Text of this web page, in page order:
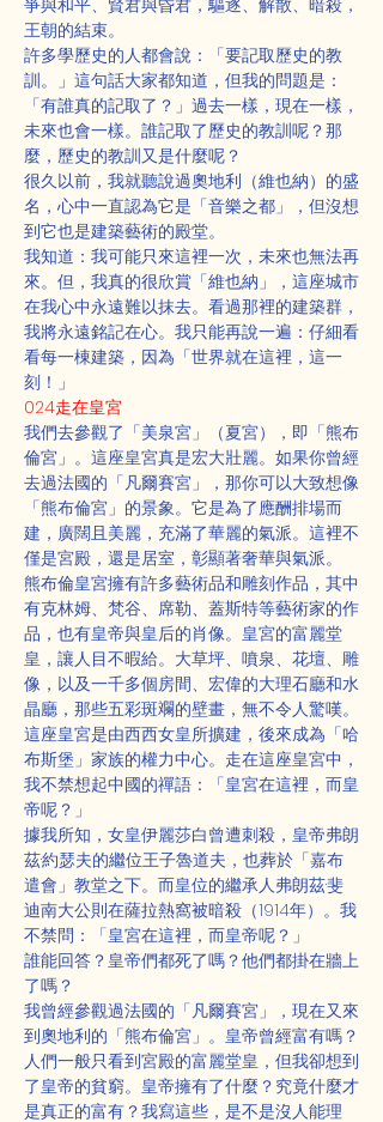
爭與和平、賢君與昏君，驅逐、解散、暗殺，
王朝的結束。
許多學歷史的人都會說：「要記取歷史的教
訓。」這句話大家都知道，但我的問題是：
「有誰真的記取了？」過去一樣，現在一樣，
未來也會一樣。誰記取了歷史的教訓呢？那
麼，歷史的教訓又是什麼呢？
很久以前，我就聽說過奧地利（維也納）的盛
名，心中一直認為它是「音樂之都」，但沒想
到它也是建築藝術的殿堂。
我知道：我可能只來這裡一次，未來也無法再
來。但，我真的很欣賞「維也納」，這座城市
在我心中永遠難以抹去。看過那裡的建築群，
我將永遠銘記在心。我只能再說一遍：仔細看
看每一棟建築，因為「世界就在這裡，這一
刻！」
024走在皇宮
我們去參觀了「美泉宮」（夏宮），即「熊布
倫宮」。這座皇宮真是宏大壯麗。如果你曾經
去過法國的「凡爾賽宮」，那你可以大致想像
「熊布倫宮」的景象。它是為了應酬排場而
建，廣闊且美麗，充滿了華麗的氣派。這裡不
僅是宮殿，還是居室，彰顯著奢華與氣派。
熊布倫皇宮擁有許多藝術品和雕刻作品，其中
有克林姆、梵谷、席勒、蓋斯特等藝術家的作
品，也有皇帝與皇后的肖像。皇宮的富麗堂
皇，讓人目不暇給。大草坪、噴泉、花壇、雕
像，以及一千多個房間、宏偉的大理石廳和水
晶廳，那些五彩斑斕的壁畫，無不令人驚嘆。
這座皇宮是由西西女皇所擴建，後來成為「哈
布斯堡」家族的權力中心。走在這座皇宮中，
我不禁想起中國的禪語：「皇宮在這裡，而皇
帝呢？」
據我所知，女皇伊麗莎白曾遭刺殺，皇帝弗朗
茲·約瑟夫的繼位王子魯道夫，也葬於「嘉布
遣會」教堂之下。而皇位的繼承人弗朗茲·斐
迪南大公則在薩拉熱窩被暗殺（1914年）。我
不禁問：「皇宮在這裡，而皇帝呢？」
誰能回答？皇帝們都死了嗎？他們都掛在牆上
了嗎？
我曾經參觀過法國的「凡爾賽宮」，現在又來
到奧地利的「熊布倫宮」。皇帝曾經富有嗎？
人們一般只看到宮殿的富麗堂皇，但我卻想到
了皇帝的貧窮。皇帝擁有了什麼？究竟什麼才
是真正的富有？我寫這些，是不是沒人能理